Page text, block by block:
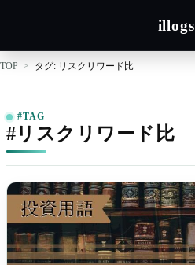
illogs
TOP タグ: リスクリワード比
#TAG
#リスクリワード比